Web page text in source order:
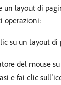
un layout di
operazioni:
su un layout di
del mouse
e fai clic